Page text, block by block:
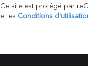
Ce site est protégé par
et es Conditions